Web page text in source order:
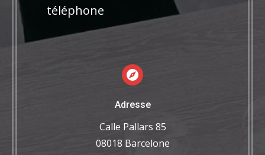
téléphone
Adresse
Calle Pallars 85
08018 Barcelone